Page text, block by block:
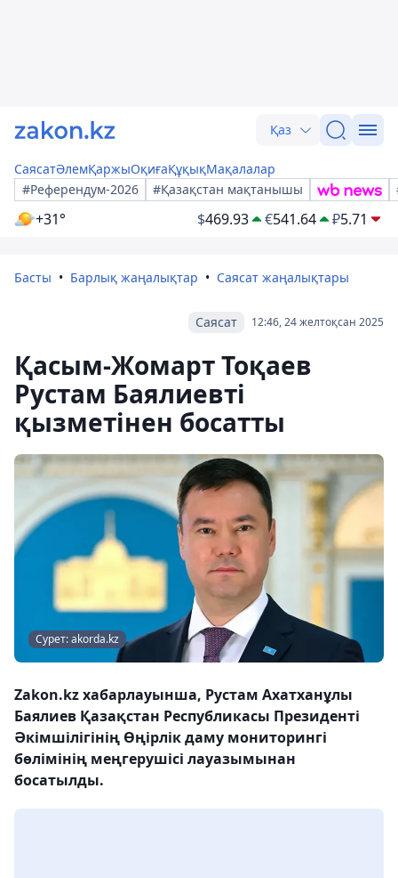
Қаз
СаясатӘлемҚаржыОқиғаҚұқықМақалалар
#Референдум-2026
#Қазақстан мақтанышы
+31° $469.93 €541.64 ₽5.71
Басты Барлық жаңалықтар Саясат жаңалықтары
12:46, 24 желтоқсан 2025
Саясат
Қасым-Жомарт Тоқаев
Рустам Баялиевті
қызметінен босатты
Сурет: akorda.kz
Zakon.kz хабарлауынша, Рустам Ахатханұлы
Баялиев Қазақстан Республикасы Президенті
Әкімшілігінің Өңірлік даму мониторингі
бөлімінің меңгерушісі лауазымынан
босатылды.